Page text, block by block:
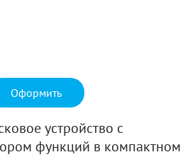
Оформить
устройство с
функций в компактном